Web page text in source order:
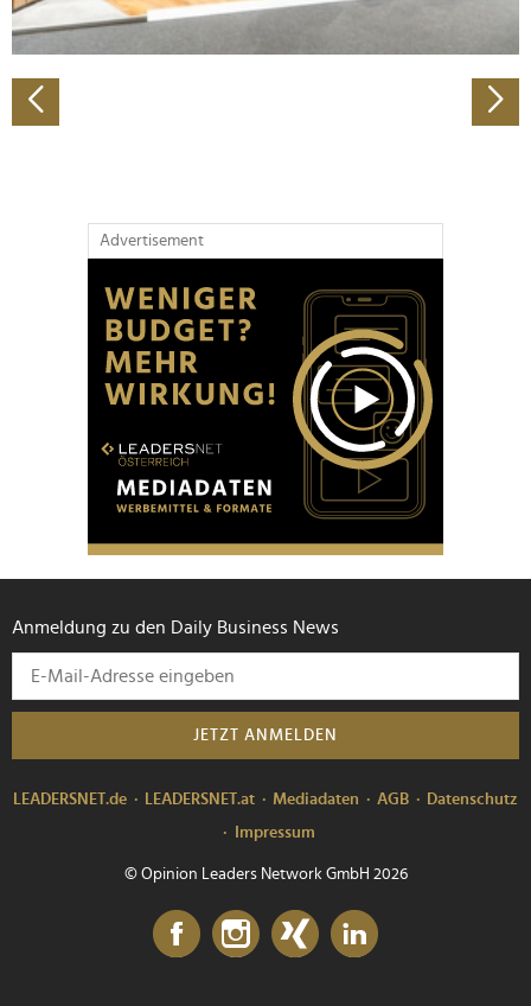
analysieren. Außerdem geben wir Informationen zu Ihrer
Verwendung unserer Website an unsere Partner für
Partner führen diese Informationen möglicherweise mit
weiteren Daten zusammen, die Sie ihnen bereitgestellt
Advertisement
Anmeldung zu den Daily Business News
JETZT ANMELDEN
LEADERSNET.de LEADERSNET.at Mediadaten AGB
Datenschutz
Impressum
© Opinion Leaders Network GmbH 2026